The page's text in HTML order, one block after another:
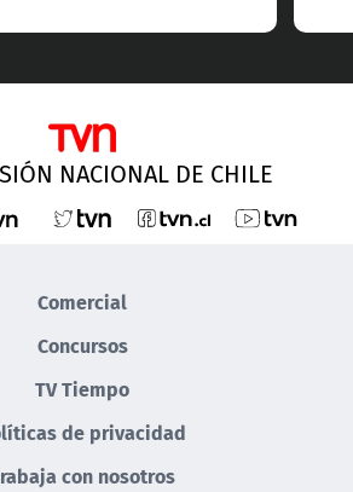
NACIONAL DE CHILE
Comercial
Concursos
TV Tiempo
de privacidad
con nosotros